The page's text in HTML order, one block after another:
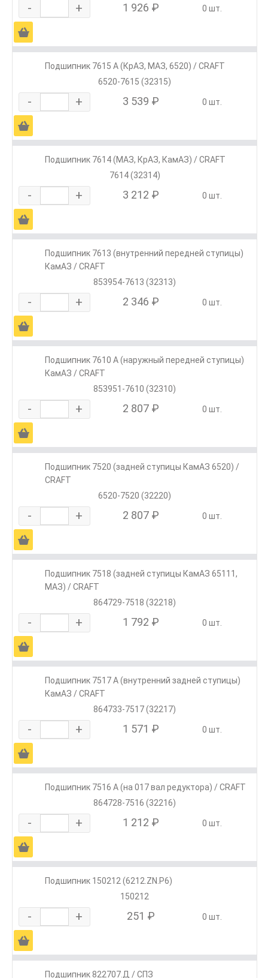
- + 1 926 ₽ 0 шт.
Ä
Подшипник 7615 А (КрАЗ, МАЗ, 6520) / CRAFT
6520-7615 (32315)
- + 3 539 ₽ 0 шт.
Ä
Подшипник 7614 (МАЗ, КрАЗ, КамАЗ) / CRAFT
7614 (32314)
- + 3 212 ₽ 0 шт.
Ä
Подшипник 7613 (внутренний передней ступицы)
КамАЗ / CRAFT
853954-7613 (32313)
- + 2 346 ₽ 0 шт.
Ä
Подшипник 7610 А (наружный передней ступицы)
КамАЗ / CRAFT
853951-7610 (32310)
- + 2 807 ₽ 0 шт.
Ä
Подшипник 7520 (задней ступицы КамАЗ 6520) /
CRAFT
6520-7520 (32220)
- + 2 807 ₽ 0 шт.
Ä
Подшипник 7518 (задней ступицы КамАЗ 65111,
МАЗ) / CRAFT
864729-7518 (32218)
- + 1 792 ₽ 0 шт.
Ä
Подшипник 7517 А (внутренний задней ступицы)
КамАЗ / CRAFT
864733-7517 (32217)
- + 1 571 ₽ 0 шт.
Ä
Подшипник 7516 А (на 017 вал редуктора) / CRAFT
864728-7516 (32216)
- + 1 212 ₽ 0 шт.
Ä
Подшипник 150212 (6212.ZN.P6)
150212
- + 251 ₽ 0 шт.
Ä
Подшипник 822707.Д / СПЗ